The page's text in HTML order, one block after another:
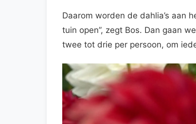
Daarom worden de dahlia’s aan
tuin open”, zegt Bos. Dan gaan
twee tot drie per persoon, om